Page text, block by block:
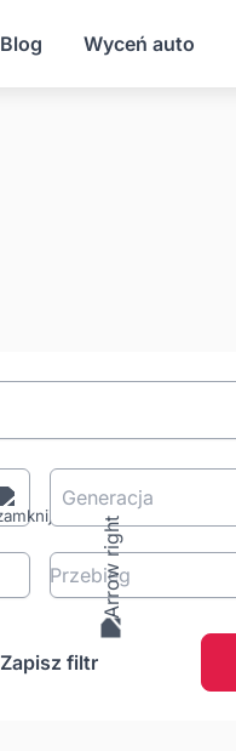
Blog Wyceń auto
Generacja
Przebieg
Zapisz filtr